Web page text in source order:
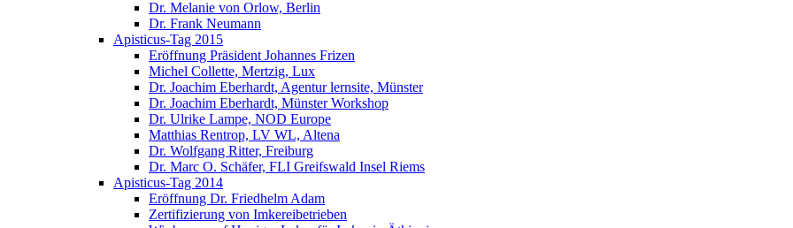
Dr. Melanie von Orlow, Berlin
Dr. Frank Neumann
Apisticus-Tag 2015
Eröffnung Präsident Johannes Frizen
Michel Collette, Mertzig, Lux
Dr. Joachim Eberhardt, Agentur lernsite, Münster
Dr. Joachim Eberhardt, Münster Workshop
Dr. Ulrike Lampe, NOD Europe
Matthias Rentrop, LV WL, Altena
Dr. Wolfgang Ritter, Freiburg
Dr. Marc O. Schäfer, FLI Greifswald Insel Riems
Apisticus-Tag 2014
Eröffnung Dr. Friedhelm Adam
Zertifizierung von Imkereibetrieben